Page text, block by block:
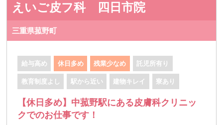
えいご皮フ科 四日市院
三重県菰野町
給与高め 休日多め 残業少なめ 託児所有り
教育制度よし 駅から近い 建物キレイ 寮あり
【休日多め】中菰野駅にある皮膚科クリニッ
クでのお仕事です！